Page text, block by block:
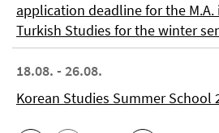
application deadline for the
Turkish Studies for the winter
18.08. - 26.08.
Korean Studies Summer School